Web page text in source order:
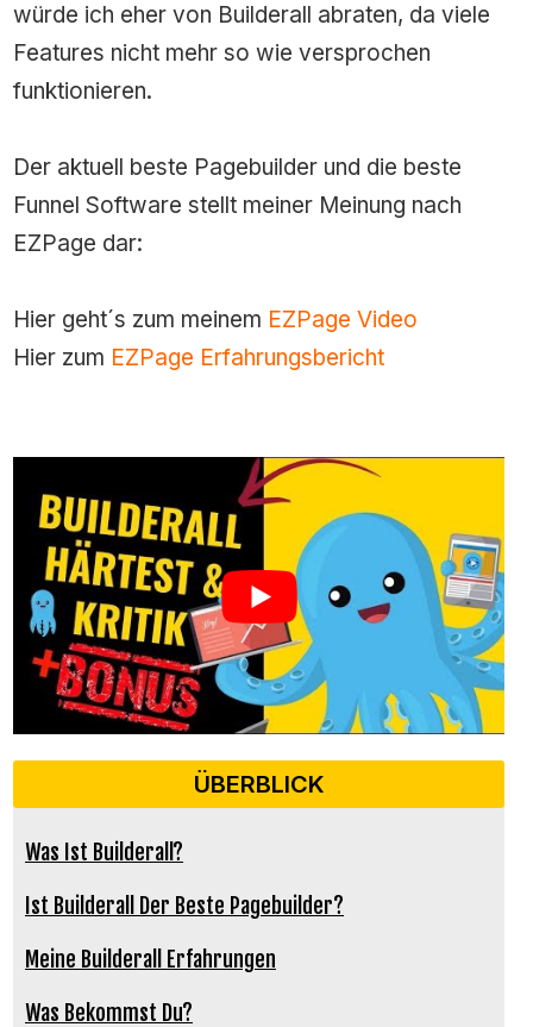
würde ich eher von Builderall abraten, da viele
Features nicht mehr so wie versprochen
funktionieren.
Der aktuell beste Pagebuilder und die beste
Funnel Software stellt meiner Meinung nach
EZPage dar:
Hier geht´s zum meinem EZPage Video
Hier zum EZPage Erfahrungsbericht
ÜBERBLICK
Was Ist Builderall?
Ist Builderall Der Beste Pagebuilder?
Meine Builderall Erfahrungen
Was Bekommst Du?